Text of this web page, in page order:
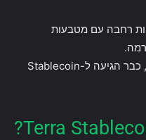
רחבה עם מטבעות
TerraUSD, נכון לכתיבת שורות אלו, כבר הגיעה ל-Stablecoin